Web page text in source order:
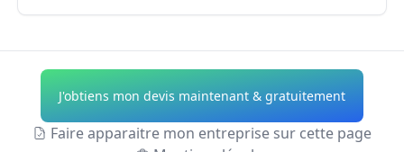
Installation Monte
Cournonterral
Installation Monte
EscalierCournonsec
Installation Monte
EscalierAlpes-de-
Haute-Provence
J'obtiens mon devis maintenant & gratuitement
Faire apparaitre mon entreprise sur cette page